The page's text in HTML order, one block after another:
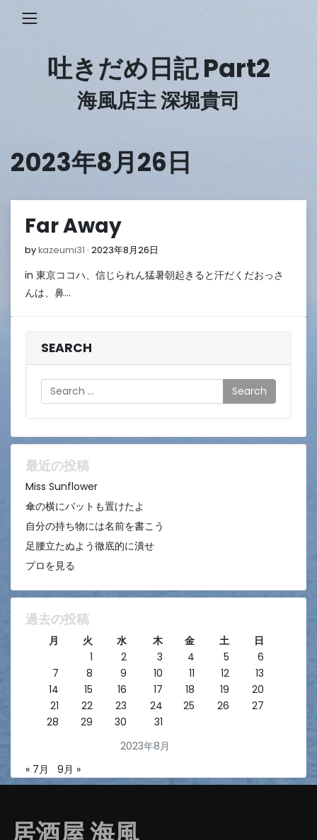
吐きだめ日記 Part2
海風店主 深堀貴司
2023年8月26日
Far Away
bykazeumi31 2023年8月26日
8
in 東京ココハ、信じられん猛暑朝起きると汗だくだおっさ
んは、鼻…
SEARCH
Search
最近の投稿
Miss Sunflower
傘の横にバットも置けたよ
自分の持ち物には名前を書こう
足腰立たぬよう徹底的に潰せ
プロを見る
過去の投稿
2023年8月
月 火 水 木 金 土
日
1
2 3 4 5
6
7
8 9 10 11 12
13
14
15 16 17 18 19
20
21
22 23 24 25 26
27
28
29 30 31
« 7月 9月 »